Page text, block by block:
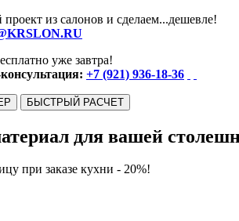
из салонов и сделаем...дешевле!
уже завтра!
+7 (921) 936-18-36
БЫСТРЫЙ РАСЧЕТ
для вашей
при заказе кухни - 20%!